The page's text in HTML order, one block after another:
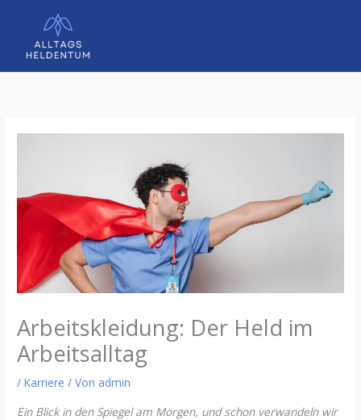
springen
Arbeitskleidung: Der Held im
Arbeitsalltag
/Karriere / Von admin
Ein Blick in den Spiegel am Morgen, und schon verwandeln wir